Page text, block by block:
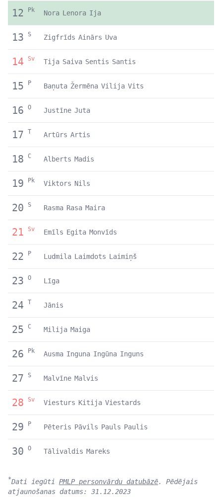
12 Pk Nora Lenora Ija
13 S Zigfrīds Ainārs Uva
14 Sv Tija Saiva Sentis Santis
15 P Baņuta Žermēna Vilija Vits
16 O Justīne Juta
17 T Artūrs Artis
18 C Alberts Madis
19 Pk Viktors Nils
20 S Rasma Rasa Maira
21 Sv Emīls Egita Monvīds
22 P Ludmila Laimdots Laimiņš
23 O Līga
24 T Jānis
25 C Milija Maiga
26 Pk Ausma Inguna Ingūna Inguns
27 S Malvīne Malvis
28 Sv Viesturs Kitija Viestards
29 P Pēteris Pāvils Pauls Paulis
30 O Tālivaldis Mareks
*Dati iegūti PMLP personvārdu datubāzē. Pēdējais
atjaunošanas datums: 31.12.2023